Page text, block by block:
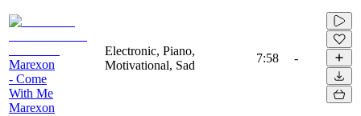
Marexon
- Come
With Me
Marexon
Electronic, Piano,
Motivational, Sad
7:58 -